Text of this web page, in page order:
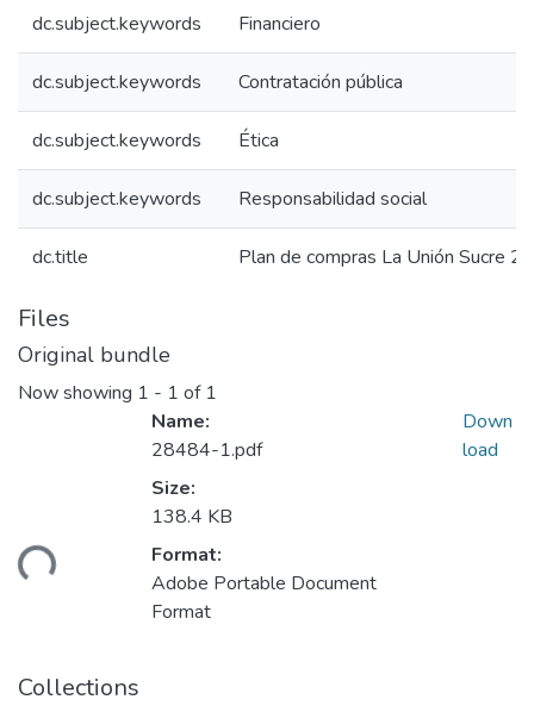
dc.subject.keywords Financiero
dc.subject.keywords Contratación pública
dc.subject.keywords Ética
dc.subject.keywords Responsabilidad social
dc.title Plan de compras La Unión Sucre
Files
Original bundle
Now showing 1 - 1 of 1
Name:
28484-1.pdf
Size:
138.4 KB
Format:
Adobe Portable Document
Format
Down
load
Collections